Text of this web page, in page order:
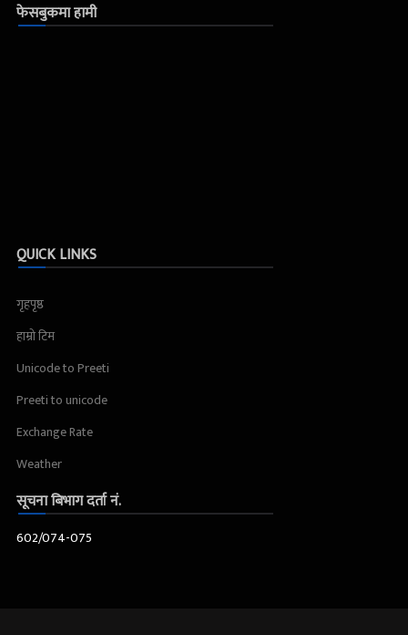
फेसबुकमा हामी
QUICK LINKS
गृहपृष्ठ
हाम्रो टिम
Unicode to Preeti
Preeti to unicode
Exchange Rate
Weather
सूचना बिभाग दर्ता नं.
602/074-075